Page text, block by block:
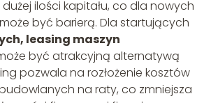
ilości kapitału, co dla nowych
być barierą. Dla startujących
leasing maszyn
być atrakcyjną alternatywą
pozwala na rozłożenie kosztów
na raty, co zmniejsza